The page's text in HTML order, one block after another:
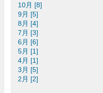
10月 [8]
9月 [5]
8月 [4]
7月 [3]
6月 [6]
5月 [1]
4月 [1]
3月 [5]
2月 [2]